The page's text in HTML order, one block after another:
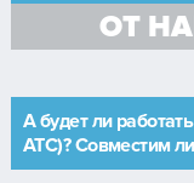
ОТ
А будет ли
АТС)? Совместим